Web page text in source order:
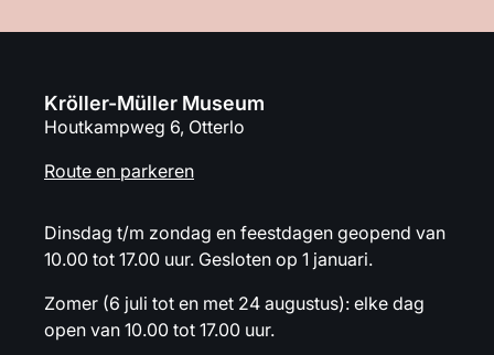
Kröller-Müller Museum
Houtkampweg 6, Otterlo
Route en parkeren
Dinsdag t/m zondag en feestdagen geopend van
10.00 tot 17.00 uur. Gesloten op 1 januari.
Zomer (6 juli tot en met 24 augustus): elke dag
open van 10.00 tot 17.00 uur.